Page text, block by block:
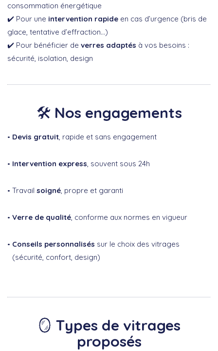
consommation énergétique
✔️ Pour une intervention rapide en cas d’urgence (bris de
glace, tentative d’effraction…)
✔️ Pour bénéficier de verres adaptés à vos besoins :
sécurité, isolation, design
🛠️ Nos engagements
Devis gratuit , rapide et sans engagement
Intervention express , souvent sous 24h
Travail soigné , propre et garanti
Verre de qualité , conforme aux normes en vigueur
Conseils personnalisés sur le choix des vitrages
(sécurité, confort, design)
🪞 Types de vitrages
proposés